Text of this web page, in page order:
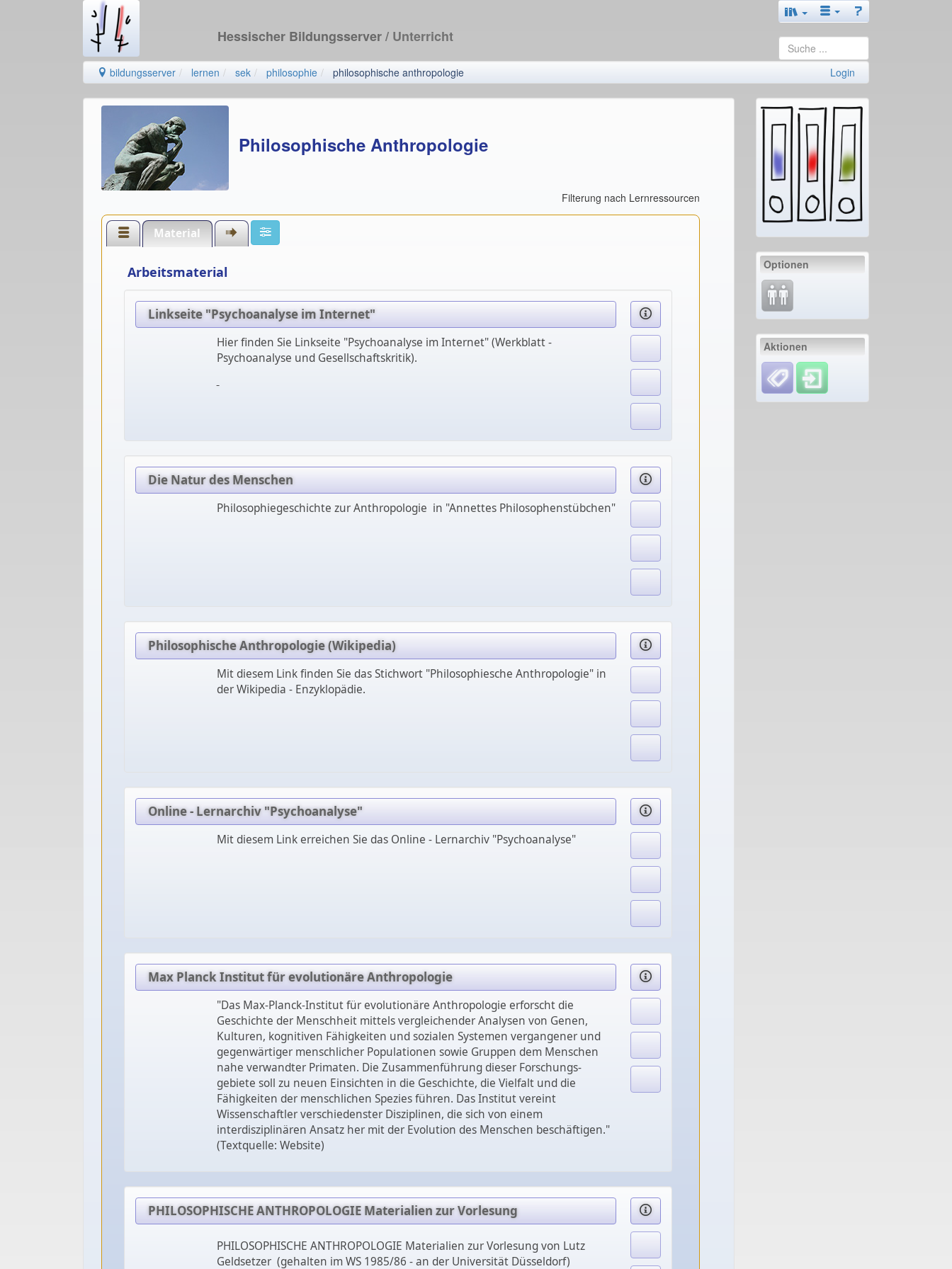
Hessischer Bildungsserver/ Unterricht
bildungsserver lernen sek philosophie philosophische anthropologie Login
Philosophische Anthropologie
Filterung nach Lernressourcen
Material
Arbeitsmaterial
Linkseite "Psychoanalyse im Internet"
Hier finden Sie Linkseite "Psychoanalyse im Internet" (Werkblatt -
Psychoanalyse und Gesellschaftskritik).
Die Natur des Menschen
Philosophiegeschichte zur Anthropologie in "Annettes Philosophenstübchen"
Philosophische Anthropologie (Wikipedia)
Mit diesem Link finden Sie das Stichwort "Philosophiesche Anthropologie" in
der Wikipedia - Enzyklopädie.
Online - Lernarchiv "Psychoanalyse"
Mit diesem Link erreichen Sie das Online - Lernarchiv "Psychoanalyse"
Max Planck Institut für evolutionäre Anthropologie
"Das Max-Planck-Institut für evolutionäre Anthropologie erforscht die
Geschichte der Menschheit mittels vergleichender Analysen von Genen,
Kulturen, kognitiven Fähigkeiten und sozialen Systemen vergangener und
gegenwärtiger menschlicher Populationen sowie Gruppen dem Menschen
nahe verwandter Primaten. Die Zusammenführung dieser Forschungs­
gebiete soll zu neuen Einsichten in die Geschichte, die Vielfalt und die
Fähigkeiten der menschlichen Spezies führen. Das Institut vereint
Wissenschaftler verschiedenster Disziplinen, die sich von einem
interdisziplinären Ansatz her mit der Evolution des Menschen beschäftigen."
(Textquelle: Website)
PHILOSOPHISCHE ANTHROPOLOGIE Materialien zur Vorlesung
PHILOSOPHISCHE ANTHROPOLOGIE Materialien zur Vorlesung von Lutz
Geldsetzer (gehalten im WS 1985/86 - an der Universität Düsseldorf)
Optionen
Aktionen